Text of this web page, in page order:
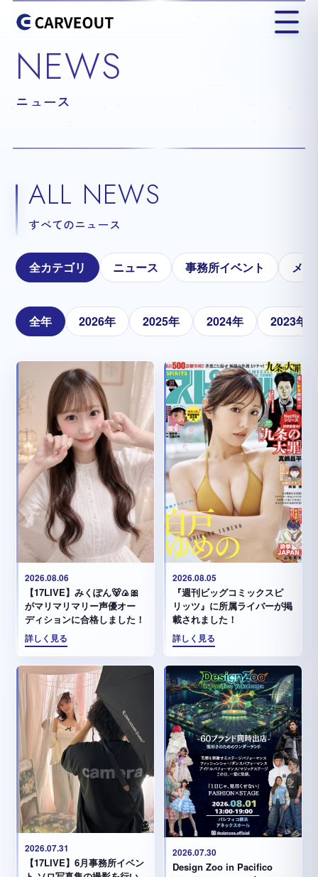
NEWS
ニュース
ALL NEWS
すべてのニュース
全カテゴリ ニュース 事務所イベント メ
全年 2026年 2025年 2024年 2023年
2026.08.06
【17LIVE】みくぽん🐻🍙🎀
がマリマリマリー声優オー
ディションに合格しました！
詳しく見る
2026.08.05
『週刊ビッグコミックスピ
リッツ』に所属ライバーが掲
載されました！
詳しく見る
2026.07.31
【17LIVE】6月事務所イベン
2026.07.30
Design Zoo in Pacifico